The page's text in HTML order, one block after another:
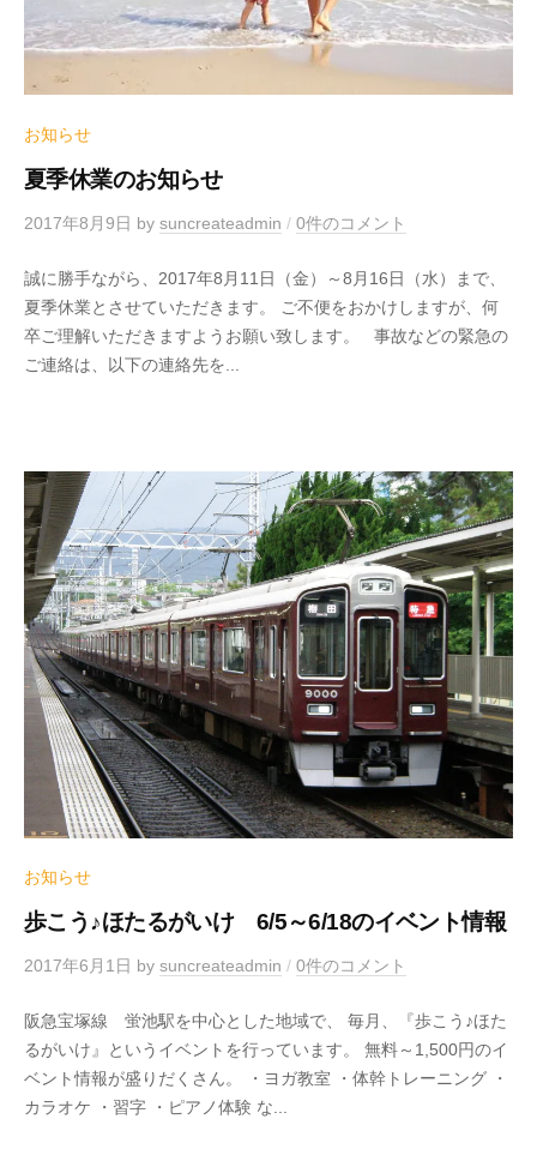
お知らせ
夏季休業のお知らせ
2017年8月9日 by suncreateadmin / 0件のコメント
誠に勝手ながら、2017年8月11日（金）～8月16日（水）まで、
夏季休業とさせていただきます。 ご不便をおかけしますが、何
卒ご理解いただきますようお願い致します。 事故などの緊急の
ご連絡は、以下の連絡先を...
お知らせ
歩こう♪ほたるがいけ 6/5～6/18のイベント情報
2017年6月1日 by suncreateadmin / 0件のコメント
阪急宝塚線 蛍池駅を中心とした地域で、 毎月、『歩こう♪ほた
るがいけ』というイベントを行っています。 無料～1,500円のイ
ベント情報が盛りだくさん。 ・ヨガ教室 ・体幹トレーニング ・
カラオケ ・習字 ・ピアノ体験 な...